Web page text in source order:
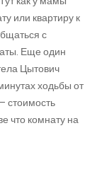
или квартиру к
с
Еще один
Цытович
ходьбы от
стоимость
что комнату на